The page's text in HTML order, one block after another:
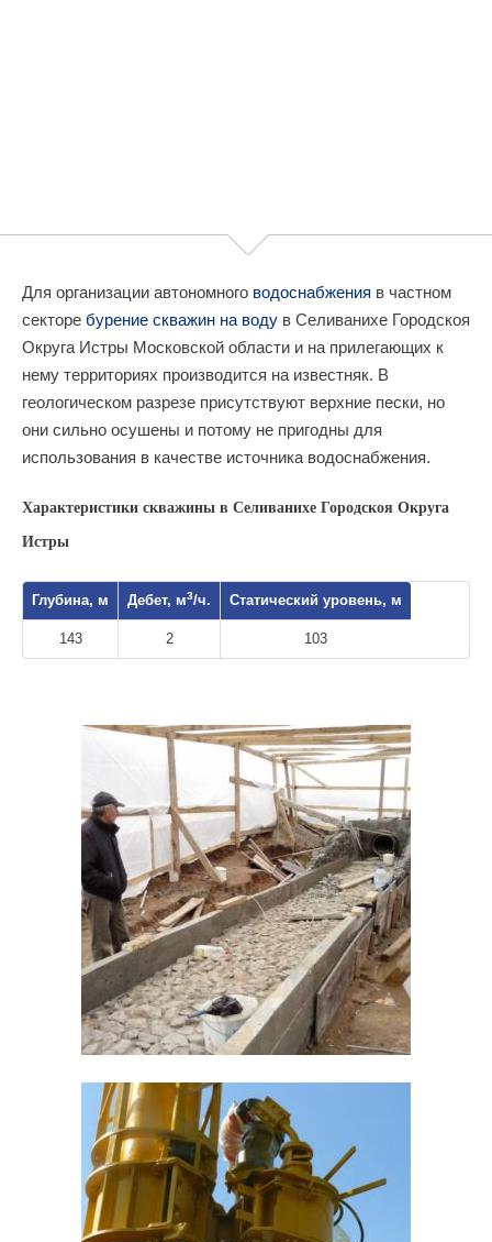
Для организации автономного водоснабжения в частном
секторе бурение скважин на воду в Селиванихе Городскоя
Округа Истры Московской области и на прилегающих к
нему территориях производится на известняк. В
геологическом разрезе присутствуют верхние пески, но
они сильно осушены и потому не пригодны для
использования в качестве источника водоснабжения.
Характеристики скважины в Селиванихе Городскоя Округа
Истры
Глубина, м Дебет, м3/ч. Статический уровень, м
143 2 103